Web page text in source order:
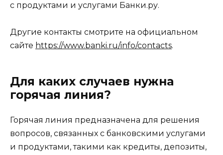
с продуктами и услугами Банки.ру.
Другие контакты смотрите на официальном
сайте https://www.banki.ru/info/contacts.
Для каких случаев нужна
горячая линия?
Горячая линия предназначена для решения
вопросов, связанных с банковскими услугами
и продуктами, такими как кредиты, депозиты,